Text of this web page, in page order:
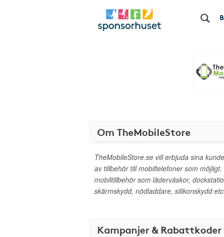
Om TheMobileStore
TheMobileStore.se vill erbjuda sina
av tillbehör till mobiltelefoner som
mobiltillbehör som läderväskor,
skärmskydd, nödladdare, silikonskydd etc.
Kampanjer & Rabattkoder